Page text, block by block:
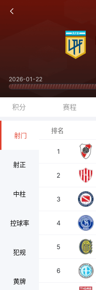
2026-01-22
积分 赛程
射门
射正
中柱
控球率
犯规
黄牌
排名
1
2
3
4
5
6